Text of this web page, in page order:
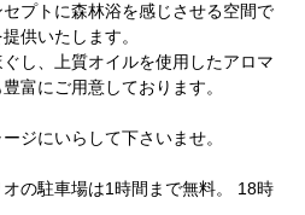
セプトに森林浴を感じさせる空間で
供いたします。
し、上質オイルを使用したアロマ
富にご用意しております。
ジにいらして下さいませ。
の駐車場は1時間まで無料。 18時